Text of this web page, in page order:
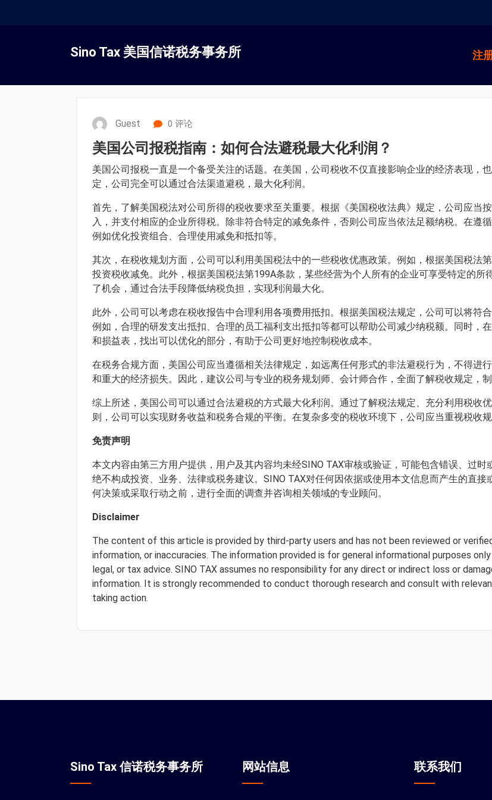
容
Sino Tax 美国信诺税务事务所 注
Guest 0 评论
美国公司报税指南：如何合法避税最大化利润？
美国公司报税一直是一个备受关注的话题。在美国，公司税收不仅直接影响企业的经济表现，
定，公司完全可以通过合法渠道避税，最大化利润。
首先，了解美国税法对公司所得的税收要求至关重要。根据《美国税收法典》规定，公司应当
入，并支付相应的企业所得税。除非符合特定的减免条件，否则公司应当依法足额纳税。在遵
例如优化投资组合、合理使用减免和抵扣等。
其次，在税收规划方面，公司可以利用美国税法中的一些税收优惠政策。例如，根据美国税法
投资税收减免。此外，根据美国税法第199A条款，某些经营为个人所有的企业可享受特定的
了机会，通过合法手段降低纳税负担，实现利润最大化。
此外，公司可以考虑在税收报告中合理利用各项费用抵扣。根据美国税法规定，公司可以将符
例如，合理的研发支出抵扣、合理的员工福利支出抵扣等都可以帮助公司减少纳税额。同时，
和损益表，找出可以优化的部分，有助于公司更好地控制税收成本。
在税务合规方面，美国公司应当遵循相关法律规定，如远离任何形式的非法避税行为，不得进
和重大的经济损失。因此，建议公司与专业的税务规划师、会计师合作，全面了解税收规定，制
综上所述，美国公司可以通过合法避税的方式最大化利润。通过了解税法规定、充分利用税收
则，公司可以实现财务收益和税务合规的平衡。在复杂多变的税收环境下，公司应当重视税收
免责声明
本文内容由第三方用户提供，用户及其内容均未经SINO TAX审核或验证，可能包含错误、过时
绝不构成投资、业务、法律或税务建议。SINO TAX对任何因依据或使用本文信息而产生的直
何决策或采取行动之前，进行全面的调查并咨询相关领域的专业顾问。
Disclaimer
The content of this article is provided by third-party users and has not been reviewed or
information, or inaccuracies. The information provided is for general informational purposes
legal, or tax advice. SINO TAX assumes no responsibility for any direct or indirect loss or
information. It is strongly recommended to conduct thorough research and consult with
taking action.
Sino Tax 信诺税务事务所 网站信息 联系我们